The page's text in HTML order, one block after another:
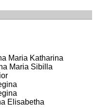
Maria Katharina
Maria Sibilla
Elisabetha